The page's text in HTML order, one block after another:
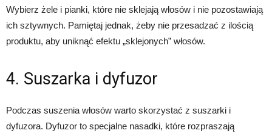
Wybierz żele i pianki, które nie sklejają włosów i nie pozostawiają
ich sztywnych. Pamiętaj jednak, żeby nie przesadzać z ilością
produktu, aby uniknąć efektu „sklejonych” włosów.
4. Suszarka i dyfuzor
Podczas suszenia włosów warto skorzystać z suszarki i
dyfuzora. Dyfuzor to specjalne nasadki, które rozpraszają